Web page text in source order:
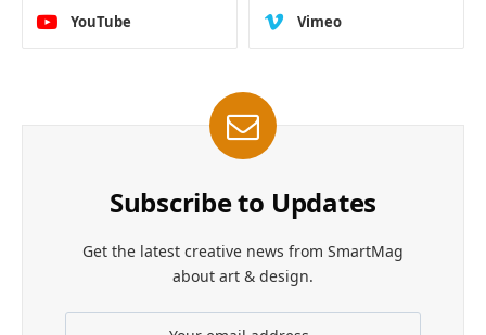
YouTube Vimeo
Subscribe to Updates
Get the latest creative news from SmartMag
about art & design.